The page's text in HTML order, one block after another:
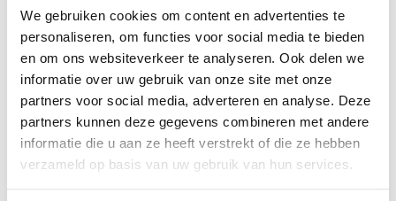
We gebruiken cookies om content en advertenties te
personaliseren, om functies voor social media te bieden
en om ons websiteverkeer te analyseren. Ook delen we
informatie over uw gebruik van onze site met onze
partners voor social media, adverteren en analyse. Deze
partners kunnen deze gegevens combineren met andere
informatie die u aan ze heeft verstrekt of die ze hebben
verzameld op basis van uw gebruik van hun services.
Table of contents
↗Ontzorgen vraagt focus en ruimte per klant
↗Creativiteit vraagt ruimte, ervaring en